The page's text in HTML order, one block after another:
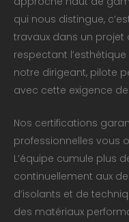
qui nous distingue,
travaux dans un projet
respectant
notre dirigeant, pilote
avec cette exigence
Nos certifications
professionnelles vous
L’équipe cumule plus
continuellement aux
d’isolants et de
des matériaux